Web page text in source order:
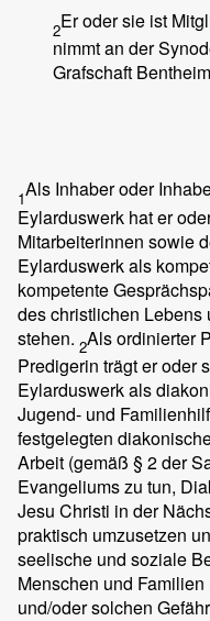
2Er oder sie ist
nimmt an der
Grafschaft
1Als Inhaber oder
Eylarduswerk hat er
Mitarbeiterinnen sowie
Eylarduswerk als
kompetente
des christlichen Lebens
stehen. 2Als ordinierter
Predigerin trägt er oder
Eylarduswerk als
Jugend- und
festgelegten
Arbeit (gemäß § 2 der
Evangeliums zu tun,
Jesu Christi in der
praktisch umzusetzen
seelische und soziale
Menschen und
und/oder solchen